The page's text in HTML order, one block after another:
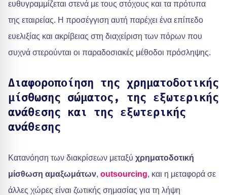
ευθυγραμμίζεται στενά με τους στόχους και τα πρότυπα
της εταιρείας. Η προσέγγιση αυτή παρέχει ένα επίπεδο
ευελιξίας και ακρίβειας στη διαχείριση των πόρων που
συχνά στερούνται οι παραδοσιακές μέθοδοι πρόσληψης.
Διαφοροποίηση της χρηματοδοτικής
μίσθωσης σώματος, της εξωτερικής
ανάθεσης και της εξωτερικής
ανάθεσης
Κατανόηση των διακρίσεων μεταξύ χρηματοδοτική
μίσθωση αμαξωμάτων, outsourcing, και η μεταφορά σε
άλλες χώρες είναι ζωτικής σημασίας για τη λήψη